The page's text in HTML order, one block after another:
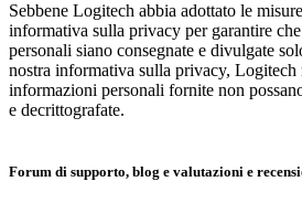
Sebbene Logitech abbia adottato le
informativa sulla privacy per garantire
personali siano consegnate e divulgate
nostra informativa sulla privacy, Logitech
informazioni personali fornite non
e decrittografate.
Forum di supporto, blog e valutazioni e